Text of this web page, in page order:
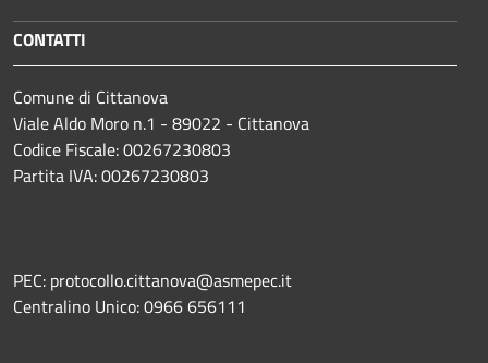
CONTATTI
Comune di Cittanova
Viale Aldo Moro n.1 - 89022 - Cittanova
Codice Fiscale: 00267230803
Partita IVA: 00267230803
PEC: protocollo.cittanova@asmepec.it
Centralino Unico: 0966 656111